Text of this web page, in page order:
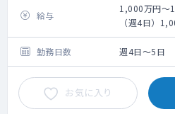
●職員の外来
●地域の予防
●職員、入職
●関連施設の
●患者回診、
族へのご説明
【オンコー
給与
1,000万円～
（週4日）
（週5日）
勤務日数
週4日～5日
お気に入り